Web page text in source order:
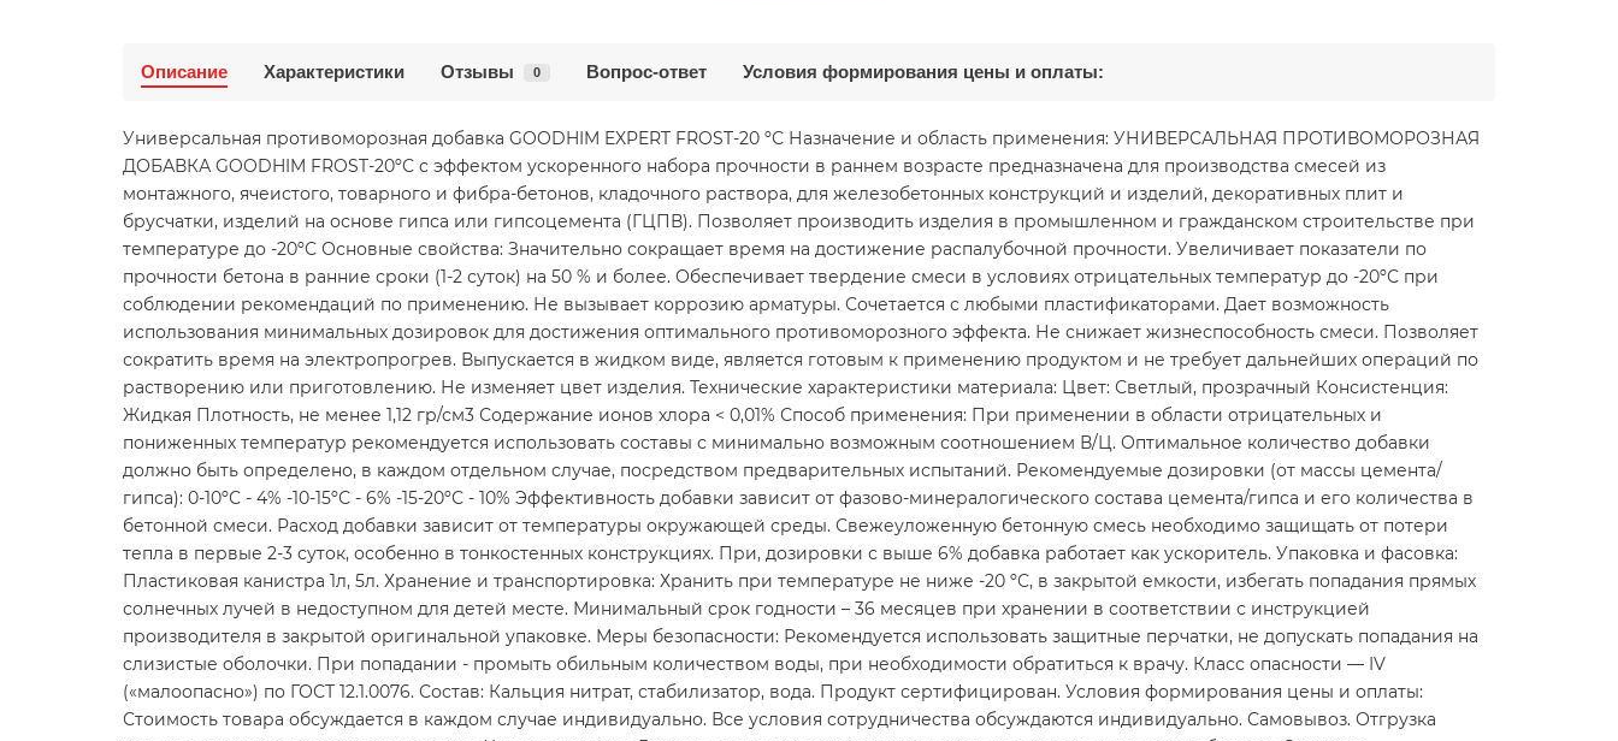
Описание Характеристики Отзывы 0 Вопрос-ответ Условия формирования цены и оплаты:
Универсальная противоморозная добавка GOODHIM EXPERT FROST-20 ºС Назначение и область применения: УНИВЕРСАЛЬНАЯ ПРОТИВОМОРОЗНАЯ
ДОБАВКА GOODHIM FROST-20ºС с эффектом ускоренного набора прочности в раннем возрасте предназначена для производства смесей из
монтажного, ячеистого, товарного и фибра-бетонов, кладочного раствора, для железобетонных конструкций и изделий, декоративных плит и
брусчатки, изделий на основе гипса или гипсоцемента (ГЦПВ). Позволяет производить изделия в промышленном и гражданском строительстве при
температуре до -20ºС Основные свойства: Значительно сокращает время на достижение распалубочной прочности. Увеличивает показатели по
прочности бетона в ранние сроки (1-2 суток) на 50 % и более. Обеспечивает твердение смеси в условиях отрицательных температур до -20ºС при
соблюдении рекомендаций по применению. Не вызывает коррозию арматуры. Сочетается с любыми пластификаторами. Дает возможность
использования минимальных дозировок для достижения оптимального противоморозного эффекта. Не снижает жизнеспособность смеси. Позволяет
сократить время на электропрогрев. Выпускается в жидком виде, является готовым к применению продуктом и не требует дальнейших операций по
растворению или приготовлению. Не изменяет цвет изделия. Технические характеристики материала: Цвет: Светлый, прозрачный Консистенция:
Жидкая Плотность, не менее 1,12 гр/см3 Содержание ионов хлора < 0,01% Способ применения: При применении в области отрицательных и
пониженных температур рекомендуется использовать составы с минимально возможным соотношением В/Ц. Оптимальное количество добавки
должно быть определено, в каждом отдельном случае, посредством предварительных испытаний. Рекомендуемые дозировки (от массы цемента/
гипса): 0-10ºС - 4% -10-15ºС - 6% -15-20ºС - 10% Эффективность добавки зависит от фазово-минералогического состава цемента/гипса и его количества в
бетонной смеси. Расход добавки зависит от температуры окружающей среды. Свежеуложенную бетонную смесь необходимо защищать от потери
тепла в первые 2-3 суток, особенно в тонкостенных конструкциях. При, дозировки с выше 6% добавка работает как ускоритель. Упаковка и фасовка:
Пластиковая канистра 1л, 5л. Хранение и транспортировка: Хранить при температуре не ниже -20 ºС, в закрытой емкости, избегать попадания прямых
солнечных лучей в недоступном для детей месте. Минимальный срок годности – 36 месяцев при хранении в соответствии с инструкцией
производителя в закрытой оригинальной упаковке. Меры безопасности: Рекомендуется использовать защитные перчатки, не допускать попадания на
слизистые оболочки. При попадании - промыть обильным количеством воды, при необходимости обратиться к врачу. Класс опасности — IV
(«малоопасно») по ГОСТ 12.1.0076. Состав: Кальция нитрат, стабилизатор, вода. Продукт сертифицирован. Условия формирования цены и оплаты:
Стоимость товара обсуждается в каждом случае индивидуально. Все условия сотрудничества обсуждаются индивидуально. Самовывоз. Отгрузка